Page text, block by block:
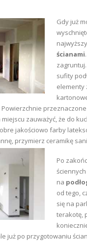
Gdy już
ścianami
sufity
elementy
zauważyć, że do
jakościowo farby
przymierz ceramikę
Po
na
od tego,
się na
terakotę,
już po przygotowaniu